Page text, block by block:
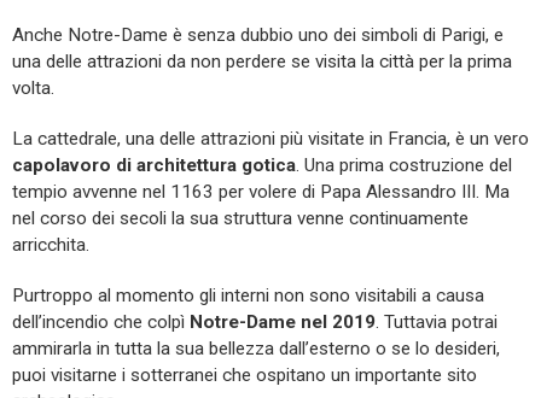
Anche Notre-Dame è senza dubbio uno dei simboli di Parigi, e
una delle attrazioni da non perdere se visita la città per la prima
volta.
La cattedrale, una delle attrazioni più visitate in Francia, è un vero
capolavoro di architettura gotica. Una prima costruzione del
tempio avvenne nel 1163 per volere di Papa Alessandro III. Ma
nel corso dei secoli la sua struttura venne continuamente
arricchita.
Purtroppo al momento gli interni non sono visitabili a causa
dell’incendio che colpì Notre-Dame nel 2019. Tuttavia potrai
ammirarla in tutta la sua bellezza dall’esterno o se lo desideri,
puoi visitarne i sotterranei che ospitano un importante sito